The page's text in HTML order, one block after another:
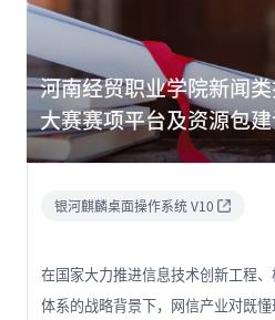
河南经贸职业学院新闻
大赛赛项平台及资源包建
银河麒麟桌面操作系统 V10
在国家大力推进信息技术创新工程
体系的战略背景下，网信产业对既